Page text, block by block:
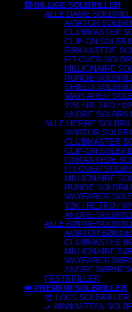
🤑 BILLIGE SOLBRILLER
ALLE DAME
AVIATOR
CLUBMASTER
CLIP-ON
FIRKANTEDE
FIT OVER
MILLIONAIRE
RUNDE
SHIELD
WAYFARER
Y2K / RETRO /
ANDRE
ALLE HERRE
AVIATOR
CLUBMASTER
CLIP-ON
FIRKANTEDE
FIT OVER
MILLIONAIRE
RUNDE
WAYFARER
Y2K / RETRO /
ANDRE
ALLE
AVIATOR
CLUBMASTER
MILLIONAIRE
WAYFARER
ANDRE
FESTBRILLER
👑 PREMIUM SOLBRILLER
😎 LOCS SOLBRILLER
🌆 MANHATTAN